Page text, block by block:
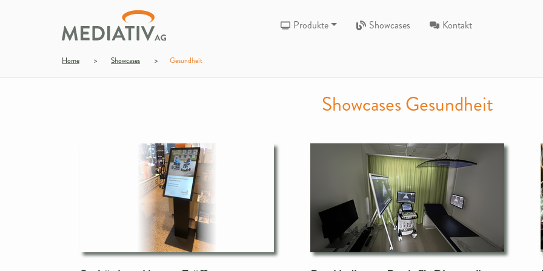
Produkte Showcases Kontakt
Home > Showcases > Gesundheit
Showcases Gesundheit